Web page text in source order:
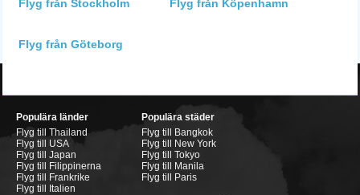
Flyg från Stockholm Flyg från Köpenhamn
Flyg från Göteborg
Populära länder
Flyg till Thailand
Flyg till USA
Flyg till Japan
Flyg till Filippinerna
Flyg till Frankrike
Flyg till Italien
Populära städer
Flyg till Bangkok
Flyg till New York
Flyg till Tokyo
Flyg till Manila
Flyg till Paris